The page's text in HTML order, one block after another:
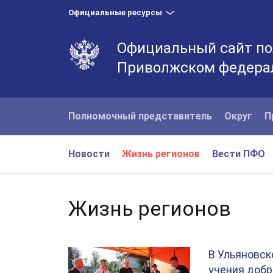
Официальные ресурсы
Официальный сайт
Приволжском
Полномочный представитель Округ
Новости Жизнь регионов Вести ПФО
Жизнь регионов
В
учения